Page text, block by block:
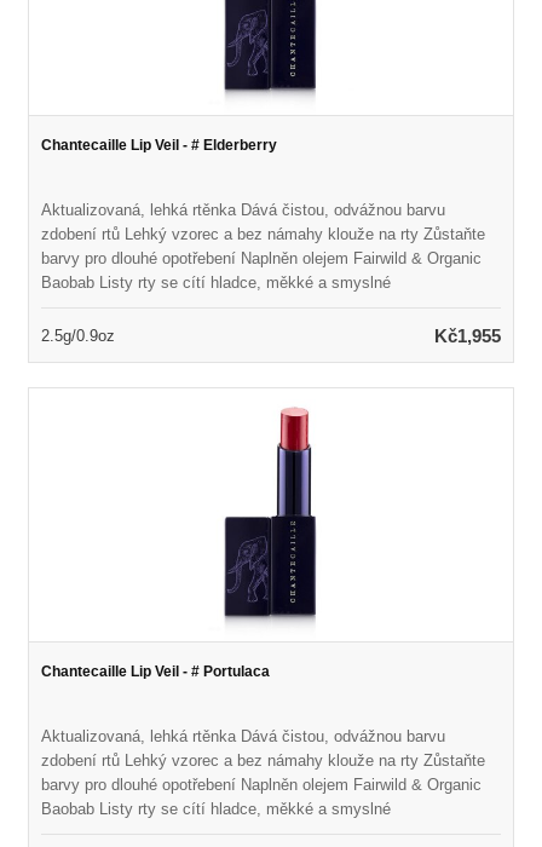
Chantecaille Lip Veil - # Elderberry
Aktualizovaná, lehká rtěnka Dává čistou, odvážnou barvu
zdobení rtů Lehký vzorec a bez námahy klouže na rty Zůstaňte
barvy pro dlouhé opotřebení Naplněn olejem Fairwild & Organic
Baobab Listy rty se cítí hladce, měkké a smyslné
2.5g/0.9oz Kč1,955
Chantecaille Lip Veil - # Portulaca
Aktualizovaná, lehká rtěnka Dává čistou, odvážnou barvu
zdobení rtů Lehký vzorec a bez námahy klouže na rty Zůstaňte
barvy pro dlouhé opotřebení Naplněn olejem Fairwild & Organic
Baobab Listy rty se cítí hladce, měkké a smyslné